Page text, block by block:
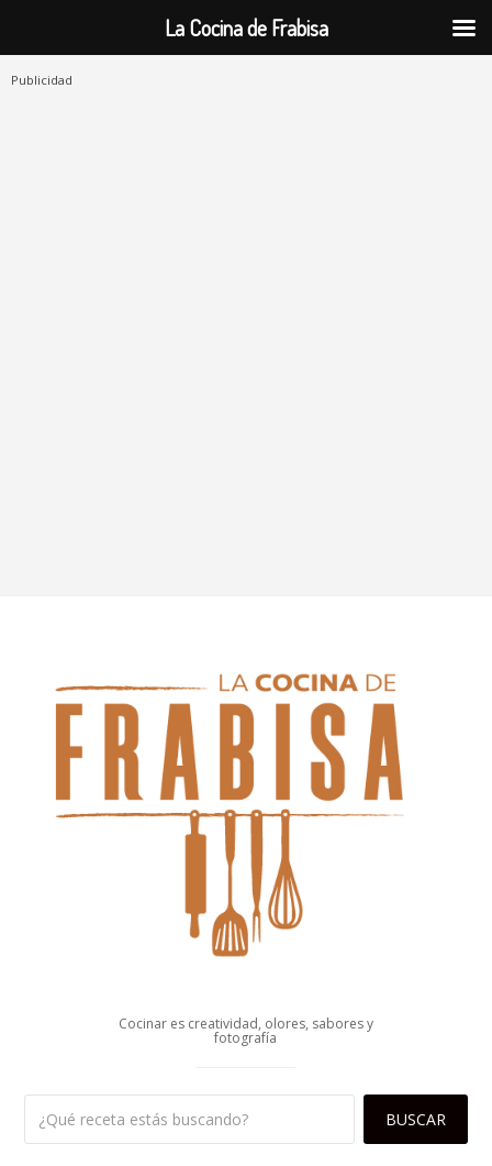
Publicidad
Cocinar es creatividad, olores, sabores y
fotografía
La Cocina de Frabisa